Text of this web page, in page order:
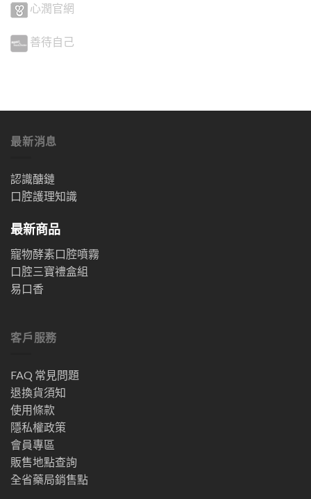
心潤官網
善待自己
最新消息
認識醣鏈
口腔護理知識
最新商品
寵物酵素口腔噴霧
口腔三寶禮盒組
易口香
客戶服務
FAQ 常見問題
退換貨須知
使用條款
隱私權政策
會員專區
販售地點查詢
全省藥局銷售點